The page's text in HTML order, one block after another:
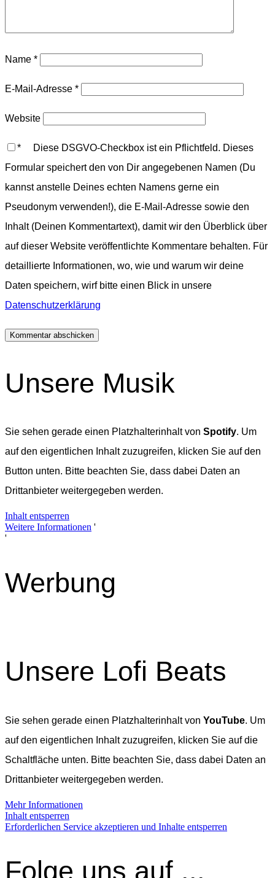
Name *
E-Mail-Adresse *
Website
* Diese DSGVO-Checkbox ist ein Pflichtfeld. Dieses
Formular speichert den von Dir angegebenen Namen (Du
kannst anstelle Deines echten Namens gerne ein
Pseudonym verwenden!), die E-Mail-Adresse sowie den
Inhalt (Deinen Kommentartext), damit wir den Überblick über
auf dieser Website veröffentlichte Kommentare behalten. Für
detaillierte Informationen, wo, wie und warum wir deine
Daten speichern, wirf bitte einen Blick in unsere
Datenschutzerklärung
Unsere Musik
Sie sehen gerade einen Platzhalterinhalt von Spotify. Um
auf den eigentlichen Inhalt zuzugreifen, klicken Sie auf den
Button unten. Bitte beachten Sie, dass dabei Daten an
Drittanbieter weitergegeben werden.
Inhalt entsperren
Weitere Informationen '
'
Werbung
Unsere Lofi Beats
Sie sehen gerade einen Platzhalterinhalt von YouTube. Um
auf den eigentlichen Inhalt zuzugreifen, klicken Sie auf die
Schaltfläche unten. Bitte beachten Sie, dass dabei Daten an
Drittanbieter weitergegeben werden.
Mehr Informationen
Inhalt entsperren
Erforderlichen Service akzeptieren und Inhalte entsperren
Folge uns auf ...